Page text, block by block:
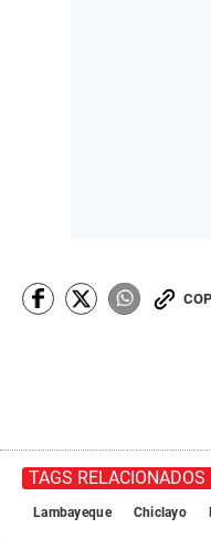
TAGS RELACIONADOS
Lambayeque Chiclayo